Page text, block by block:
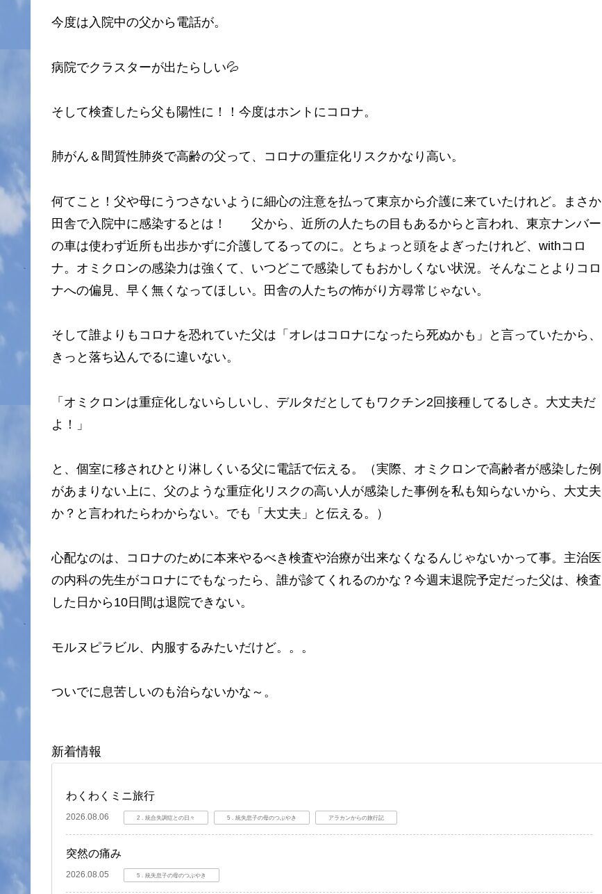
今度は入院中の父から電話が。
病院でクラスターが出たらしい💦
そして検査したら父も陽性に！！今度はホントにコロナ。
肺がん＆間質性肺炎で高齢の父って、コロナの重症化リスクかなり高い。
何てこと！父や母にうつさないように細心の注意を払って東京から介護に来ていたけれど。まさか
田舎で入院中に感染するとは！ 父から、近所の人たちの目もあるからと言われ、東京ナンバー
の車は使わず近所も出歩かずに介護してるってのに。とちょっと頭をよぎったけれど、withコロ
ナ。オミクロンの感染力は強くて、いつどこで感染してもおかしくない状況。そんなことよりコロ
ナへの偏見、早く無くなってほしい。田舎の人たちの怖がり方尋常じゃない。
そして誰よりもコロナを恐れていた父は「オレはコロナになったら死ぬかも」と言っていたから、
きっと落ち込んでるに違いない。
「オミクロンは重症化しないらしいし、デルタだとしてもワクチン2回接種してるしさ。大丈夫だ
よ！」
と、個室に移されひとり淋しくいる父に電話で伝える。（実際、オミクロンで高齢者が感染した例
があまりない上に、父のような重症化リスクの高い人が感染した事例を私も知らないから、大丈夫
か？と言われたらわからない。でも「大丈夫」と伝える。）
心配なのは、コロナのために本来やるべき検査や治療が出来なくなるんじゃないかって事。主治医
の内科の先生がコロナにでもなったら、誰が診てくれるのかな？今週末退院予定だった父は、検査
した日から10日間は退院できない。
モルヌピラビル、内服するみたいだけど。。。
ついでに息苦しいのも治らないかな～。
新着情報
わくわくミニ旅行
2026.08.06 2．統合失調症との日々 5．統失息子の母のつぶやき アラカンからの旅行記
突然の痛み
2026.08.05 5．統失息子の母のつぶやき